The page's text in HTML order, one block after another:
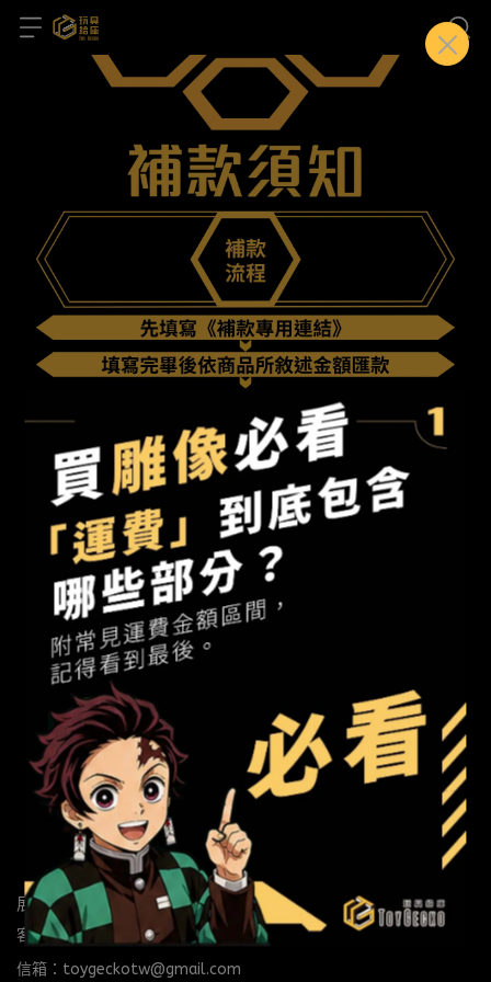
展場/取貨點：Mon-Sun 14:00-21:00
客服時間：Mon-Sat 14:00-22:00
信箱：toygeckotw@gmail.com